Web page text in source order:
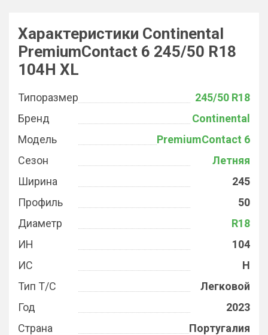
Характеристики Continental
PremiumContact 6 245/50 R18
104H XL
Типоразмер
245/50 R18
Бренд
Continental
Модель
PremiumContact 6
Сезон
Летняя
Ширина
245
Профиль
50
Диаметр
R18
ИН
104
ИС
H
Тип Т/С
Легковой
Год
2023
Страна
Португалия